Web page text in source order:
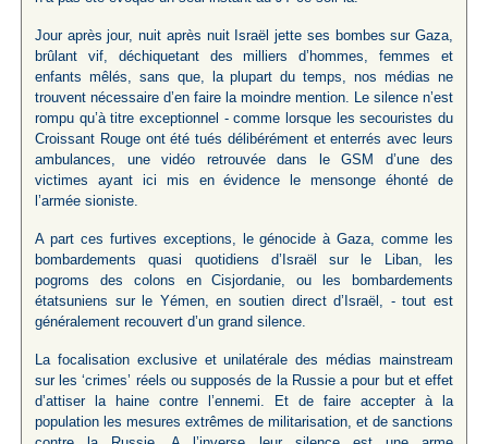
Jour après jour, nuit après nuit Israël jette ses bombes sur Gaza,
brûlant vif, déchiquetant des milliers d’hommes, femmes et
enfants mêlés, sans que, la plupart du temps, nos médias ne
trouvent nécessaire d’en faire la moindre mention. Le silence n’est
rompu qu’à titre exceptionnel - comme lorsque les secouristes du
Croissant Rouge ont été tués délibérément et enterrés avec leurs
ambulances, une vidéo retrouvée dans le GSM d’une des
victimes ayant ici mis en évidence le mensonge éhonté de
l’armée sioniste.
A part ces furtives exceptions, le génocide à Gaza, comme les
bombardements quasi quotidiens d’Israël sur le Liban, les
pogroms des colons en Cisjordanie, ou les bombardements
étatsuniens sur le Yémen, en soutien direct d’Israël, - tout est
généralement recouvert d’un grand silence.
La focalisation exclusive et unilatérale des médias mainstream
sur les ‘crimes’ réels ou supposés de la Russie a pour but et effet
d’attiser la haine contre l’ennemi. Et de faire accepter à la
population les mesures extrêmes de militarisation, et de sanctions